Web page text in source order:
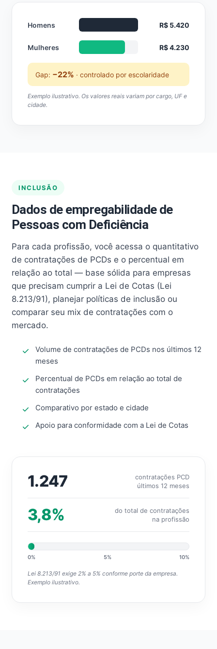
Homens R$ 5.420
Mulheres R$ 4.230
Gap: −22% · controlado por escolaridade
Exemplo ilustrativo. Os valores reais variam por cargo, UF e
cidade.
INCLUSÃO
Dados de empregabilidade de
Pessoas com Deficiência
Para cada profissão, você acessa o quantitativo
de contratações de PCDs e o percentual em
relação ao total — base sólida para empresas
que precisam cumprir a Lei de Cotas (Lei
8.213/91), planejar políticas de inclusão ou
comparar seu mix de contratações com o
mercado.
Volume de contratações de PCDs nos últimos 12
meses
Percentual de PCDs em relação ao total de
contratações
Comparativo por estado e cidade
Apoio para conformidade com a Lei de Cotas
1.247
contratações PCD
últimos 12 meses
3,8%
do total de contratações
na profissão
0% 5% 10%
Lei 8.213/91 exige 2% a 5% conforme porte da empresa.
Exemplo ilustrativo.